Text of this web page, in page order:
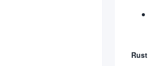
Rust